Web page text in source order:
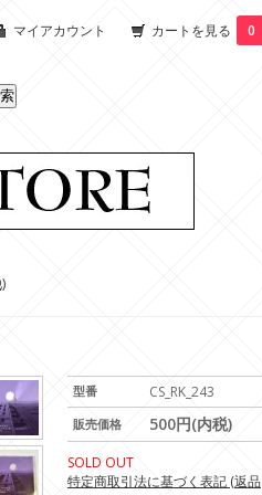
マイアカウント カートを見る 0
型番 CS_RK_243
販売価格 500円(内税)
SOLD OUT
特定商取引法に基づく表記 (返品